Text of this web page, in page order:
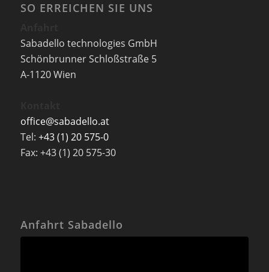
SO ERREICHEN SIE UNS
Sabadello technologies GmbH
Schönbrunner Schloßstraße 5
A-1120 Wien
office@sabadello.at
Tel: +43 (1) 20 575-0
Fax: +43 (1) 20 575-30
Anfahrt Sabadello